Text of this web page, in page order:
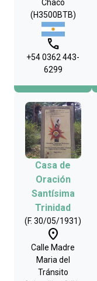
Chaco
(H3500BTB)
phone
+54 0362 443-
6299
Casa de
Oración
Santísima
Trinidad
(F. 30/05/1931)
place
Calle Madre
Maria del
Tránsito